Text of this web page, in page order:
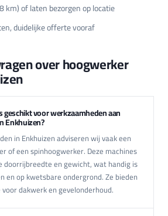
km) of laten bezorgen op locatie
duidelijke offerte vooraf
over hoogwerker
voor werkzaamheden aan
Enkhuizen?
in Enkhuizen adviseren wij vaak een
of een spinhoogwerker. Deze machines
doorrijbreedte en gewicht, wat handig is
en op kwetsbare ondergrond. Ze bieden
dakwerk en gevelonderhoud.